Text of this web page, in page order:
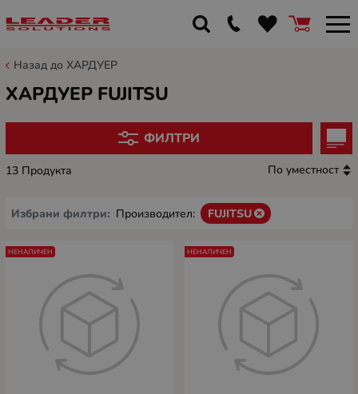
Назад до ХАРДУЕР
ХАРДУЕР FUJITSU
ФИЛТРИ
13 Продукта По уместност
Избрани филтри: Производител: FUJITSU
НЕНАЛИЧЕН НЕНАЛИЧЕН